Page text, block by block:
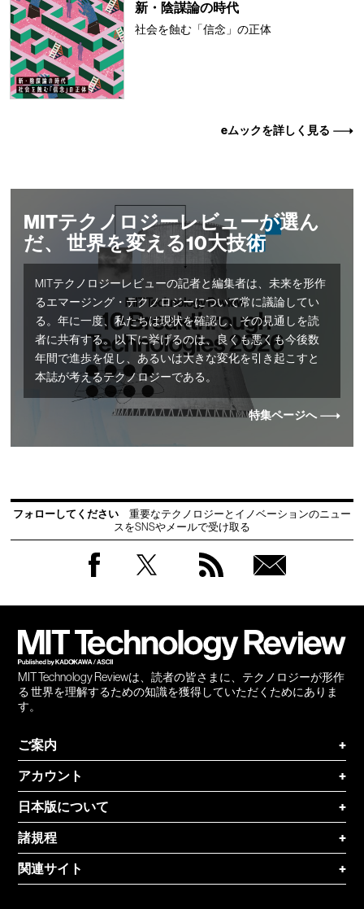
新・陰謀論の時代
社会を蝕む「信念」の正体
eムックを詳しく見る
MITテクノロジーレビューが選ん
だ、 世界を変える10大技術
MITテクノロジーレビューの記者と編集者は、未来を形作
るエマージング・テクノロジーについて常に議論してい
る。年に一度、私たちは現状を確認し、その見通しを読
者に共有する。以下に挙げるのは、良くも悪くも今後数
年間で進歩を促し、あるいは大きな変化を引き起こすと
本誌が考えるテクノロジーである。
特集ページへ
フォローしてください
重要なテクノロジーとイノベーションのニュー
スをSNSやメールで受け取る
MIT Technology Reviewは、読者の皆さまに、テクノロジーが形作
る 世界を理解するための知識を獲得していただくためにありま
す。
ご案内
+
アカウント
+
日本版について
+
諸規程
+
関連サイト
+